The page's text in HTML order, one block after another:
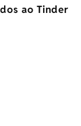
ao Tinder